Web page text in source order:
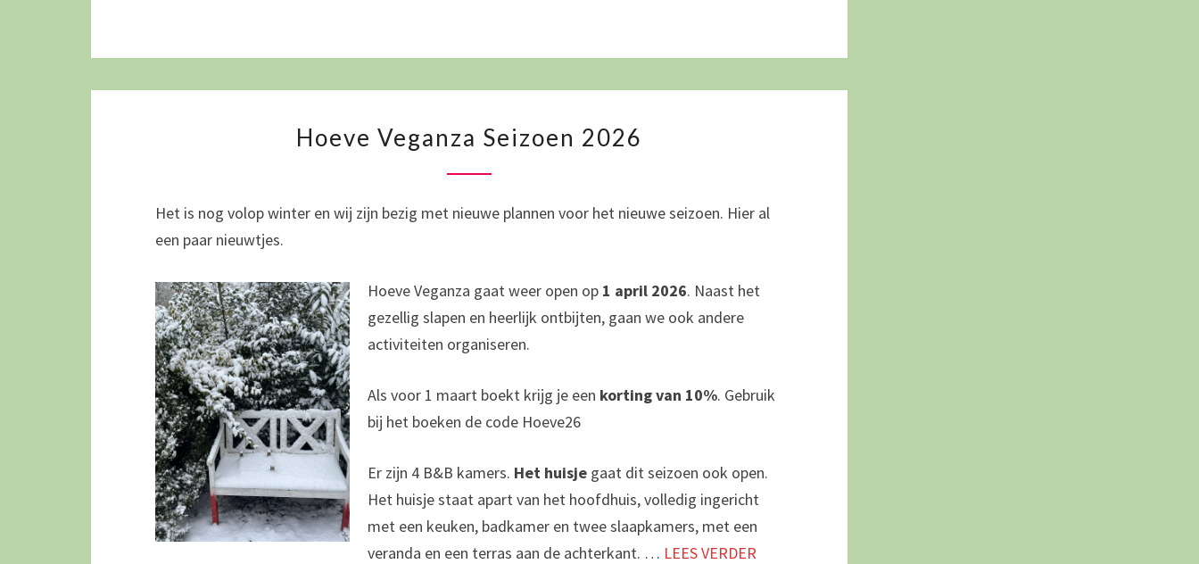
VEGANZA
SEIZOEN
Hoeve Veganza Seizoen 2026
Het is nog volop winter en wij zijn bezig met nieuwe plannen voor het nieuwe seizoen. Hier al
een paar nieuwtjes.
Hoeve Veganza gaat weer open op 1 april 2026. Naast het
gezellig slapen en heerlijk ontbijten, gaan we ook andere
activiteiten organiseren.
Als voor 1 maart boekt krijg je een korting van 10%. Gebruik
bij het boeken de code Hoeve26
Er zijn 4 B&B kamers. Het huisje gaat dit seizoen ook open.
Het huisje staat apart van het hoofdhuis, volledig ingericht
met een keuken, badkamer en twee slaapkamers, met een
veranda en een terras aan de achterkant. … LEES VERDER